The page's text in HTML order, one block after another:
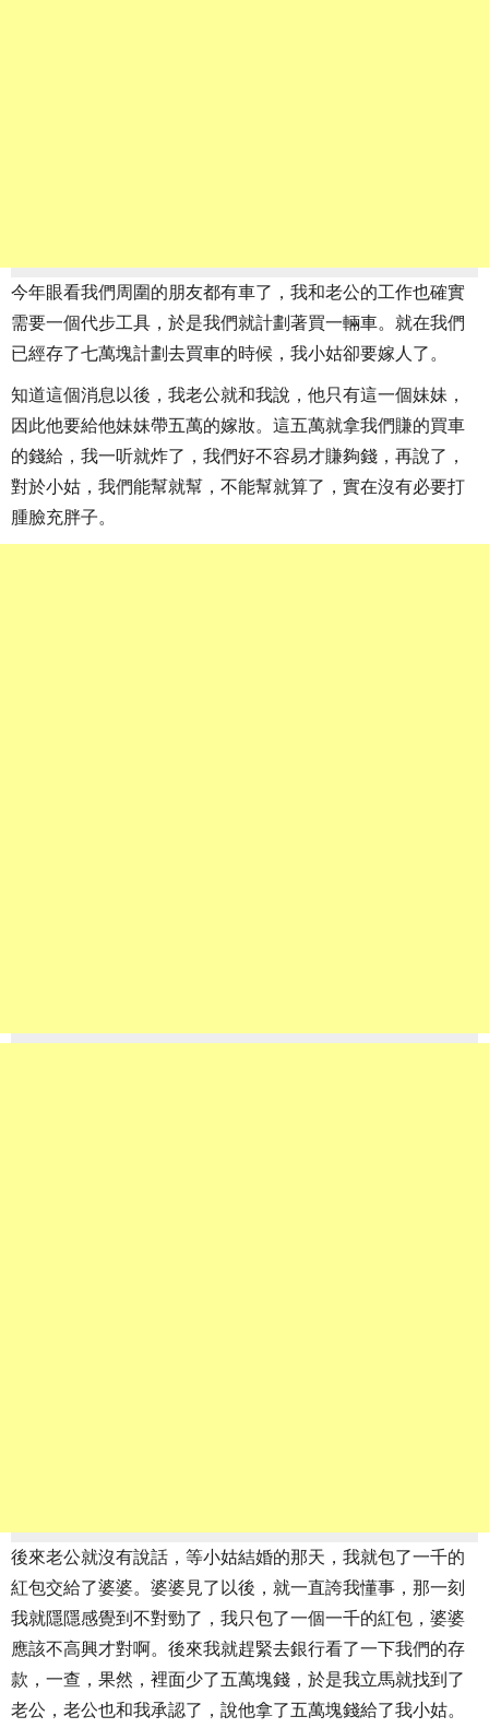
今年眼看我們周圍的朋友都有車了，我和老公的工作也確實
需要一個代步工具，於是我們就計劃著買一輛車。就在我們
已經存了七萬塊計劃去買車的時候，我小姑卻要嫁人了。
知道這個消息以後，我老公就和我說，他只有這一個妹妹，
因此他要給他妹妹帶五萬的嫁妝。這五萬就拿我們賺的買車
的錢給，我一听就炸了，我們好不容易才賺夠錢，再說了，
對於小姑，我們能幫就幫，不能幫就算了，實在沒有必要打
腫臉充胖子。
後來老公就沒有說話，等小姑結婚的那天，我就包了一千的
紅包交給了婆婆。婆婆見了以後，就一直誇我懂事，那一刻
我就隱隱感覺到不對勁了，我只包了一個一千的紅包，婆婆
應該不高興才對啊。後來我就趕緊去銀行看了一下我們的存
款，一查，果然，裡面少了五萬塊錢，於是我立馬就找到了
老公，老公也和我承認了，說他拿了五萬塊錢給了我小姑。